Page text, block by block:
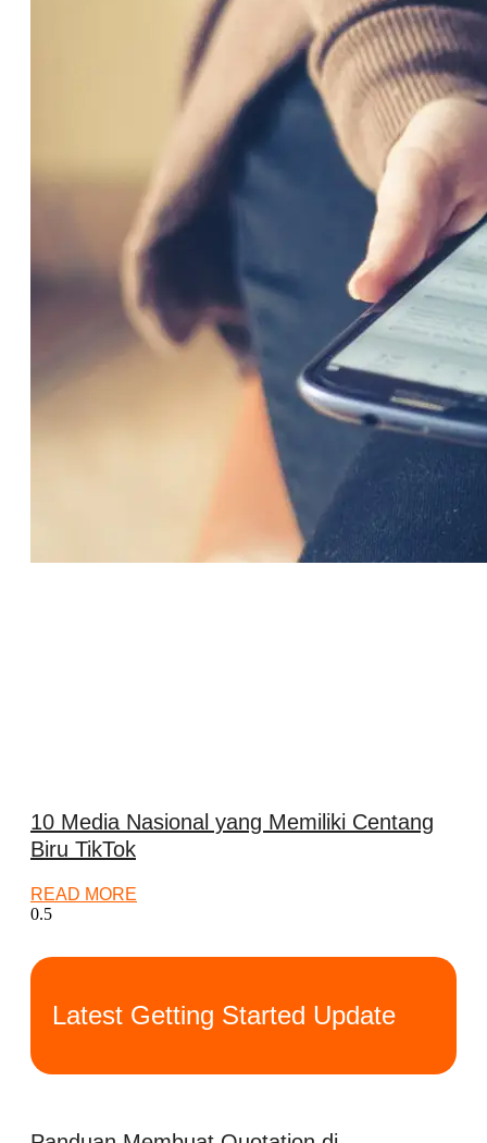
10 Media Nasional yang Memiliki Centang
Biru TikTok
READ MORE
Latest Getting Started Update